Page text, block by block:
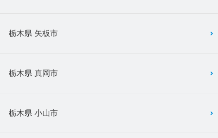
栃木県 矢板市
栃木県 真岡市
栃木県 小山市